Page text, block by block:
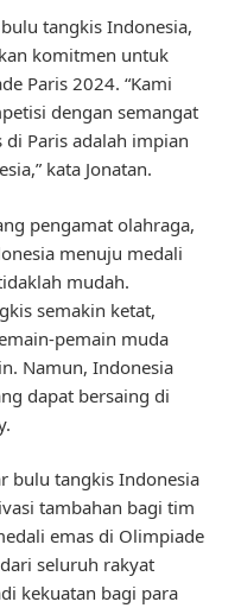
tangkis Indonesia,
komitmen untuk
Paris 2024. “Kami
dengan semangat
Paris adalah impian
kata Jonatan.
pengamat olahraga,
menuju medali
mudah.
semakin ketat,
pemain muda
Namun, Indonesia
dapat bersaing di
bulu tangkis Indonesia
tambahan bagi tim
emas di Olimpiade
seluruh rakyat
kekuatan bagi para